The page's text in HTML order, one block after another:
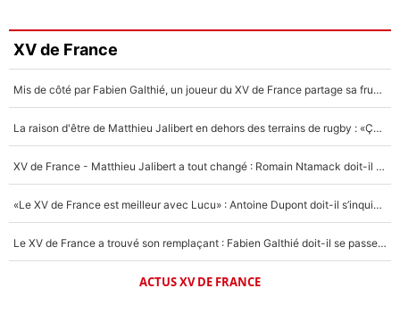
XV de France
Mis de côté par Fabien Galthié, un joueur du XV de France partage sa frustration : «ils ne me l’ont pas dit tout de suite»
La raison d'être de Matthieu Jalibert en dehors des terrains de rugby : «Ça m'atteint autant que si tu touches à un membre de ma famille»
XV de France - Matthieu Jalibert a tout changé : Romain Ntamack doit-il s’inquiéter pour sa place à un an de la Coupe du monde ?
«Le XV de France est meilleur avec Lucu» : Antoine Dupont doit-il s’inquiéter pour sa place ?
Le XV de France a trouvé son remplaçant : Fabien Galthié doit-il se passer d'Antoine Dupont ?
ACTUS XV DE FRANCE